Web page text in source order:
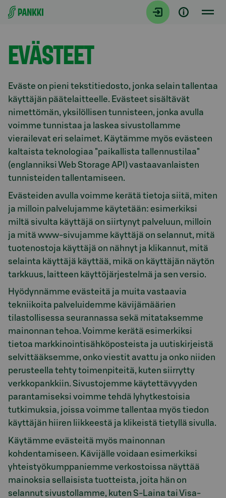
Siirry suoraan sisältöön
Etusivu
EVÄSTEET
Eväste on pieni tekstitiedosto, jonka selain tallentaa
käyttäjän päätelaitteelle. Evästeet sisältävät
nimettömän, yksilöllisen tunnisteen, jonka avulla
voimme tunnistaa ja laskea sivustollamme
vierailevat eri selaimet. Käytämme myös evästeen
kaltaista teknologiaa "paikallista tallennustilaa"
(englanniksi Web Storage API) vastaavanlaisten
tunnisteiden tallentamiseen.
Evästeiden avulla voimme kerätä tietoja siitä, miten
ja milloin palvelujamme käytetään: esimerkiksi
miltä sivulta käyttäjä on siirtynyt palveluun, milloin
ja mitä www-sivujamme käyttäjä on selannut, mitä
tuotenostoja käyttäjä on nähnyt ja klikannut, mitä
selainta käyttäjä käyttää, mikä on käyttäjän näytön
tarkkuus, laitteen käyttöjärjestelmä ja sen versio.
Hyödynnämme evästeitä ja muita vastaavia
tekniikoita palveluidemme kävijämäärien
tilastollisessa seurannassa sekä mitataksemme
mainonnan tehoa. Voimme kerätä esimerkiksi
tietoa markkinointisähköposteista ja uutiskirjeistä
selvittääksemme, onko viestit avattu ja onko niiden
perusteella tehty toimenpiteitä, kuten siirrytty
verkkopankkiin. Sivustojemme käytettävyyden
parantamiseksi voimme tehdä lyhytkestoisia
tutkimuksia, joissa voimme tallentaa myös tiedon
käyttäjän hiiren liikkeestä ja klikeistä tietyllä sivulla.
Käytämme evästeitä myös mainonnan
kohdentamiseen. Kävijälle voidaan esimerkiksi
yhteistyökumppaniemme verkostoissa näyttää
mainoksia sellaisista tuotteista, joita hän on
selannut sivustollamme, kuten S-Laina tai Visa-